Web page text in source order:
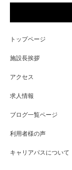
トップページ
施設長挨拶
アクセス
求人情報
ブログ一覧ページ
利用者様の声
キャリアパスについて